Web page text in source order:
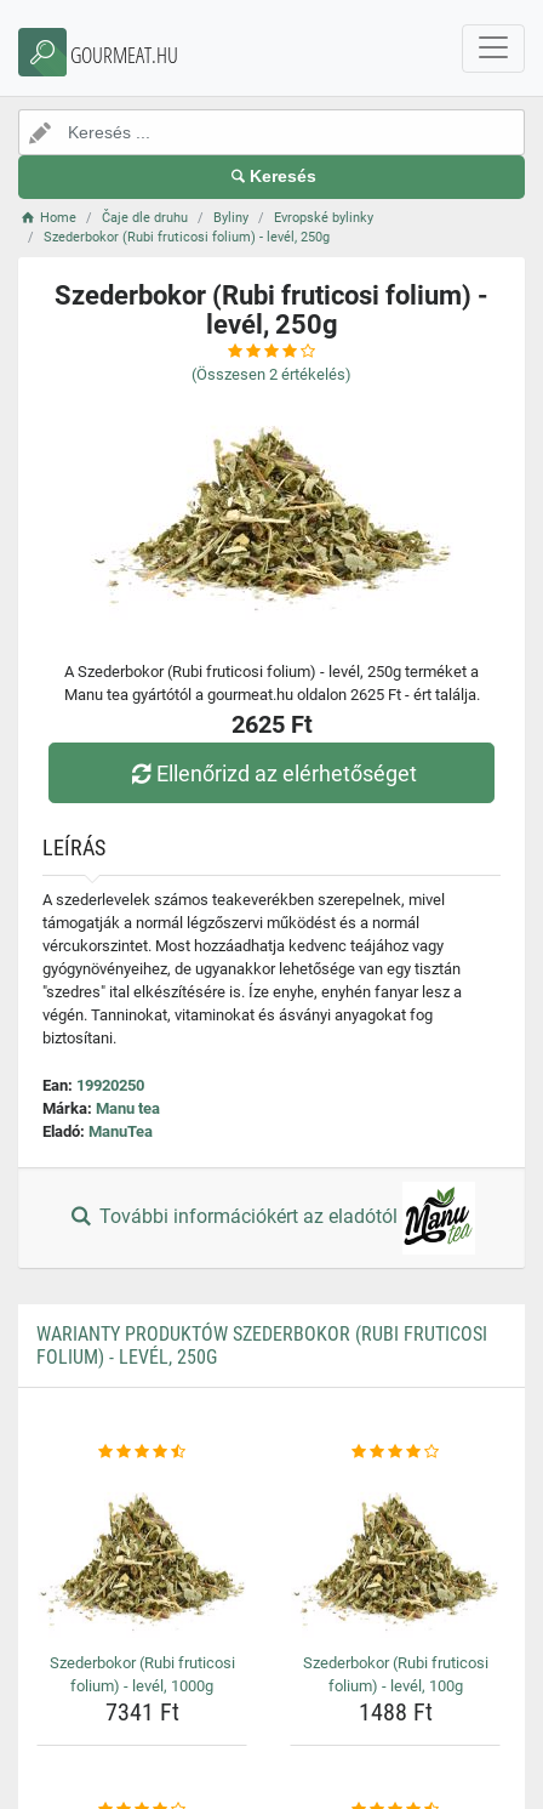
GOURMEAT.HU
Keresés
Home Čaje dle druhu Byliny
Evropské bylinky
Szederbokor (Rubi fruticosi folium) - levél, 250g
Szederbokor (Rubi fruticosi folium) -
levél, 250g
(Összesen 2 értékelés)
A Szederbokor (Rubi fruticosi folium) - levél, 250g terméket a
Manu tea gyártótól a gourmeat.hu oldalon 2625 Ft - ért találja.
2625 Ft
Ellenőrizd az elérhetőséget
LEÍRÁS
A szederlevelek számos teakeverékben szerepelnek, mivel
támogatják a normál légzőszervi működést és a normál
vércukorszintet. Most hozzáadhatja kedvenc teájához vagy
gyógynövényeihez, de ugyanakkor lehetősége van egy tisztán
"szedres" ital elkészítésére is. Íze enyhe, enyhén fanyar lesz a
végén. Tanninokat, vitaminokat és ásványi anyagokat fog
biztosítani.
Ean: 19920250
Márka: Manu tea
Eladó: ManuTea
További információkért az eladótól
WARIANTY PRODUKTÓW SZEDERBOKOR (RUBI FRUTICOSI
FOLIUM) - LEVÉL, 250G
Szederbokor (Rubi fruticosi
folium) - levél, 1000g
7341 Ft
Szederbokor (Rubi fruticosi
folium) - levél, 100g
1488 Ft